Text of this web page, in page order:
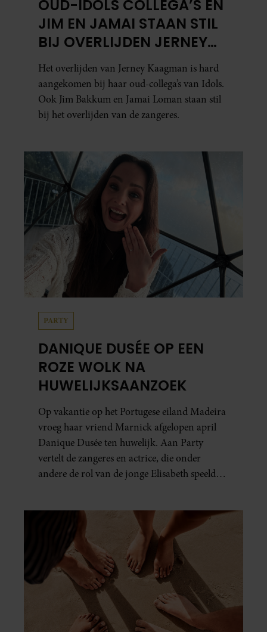
OUD-IDOLS COLLEGA’S EN
JIM EN JAMAI STAAN STIL
BIJ OVERLIJDEN JERNEY
KAAGMAN
Het overlijden van Jerney Kaagman is hard
aangekomen bij haar oud-collega’s van Idols.
Ook Jim Bakkum en Jamai Loman staan stil
bij het overlijden van de zangeres.
PARTY
DANIQUE DUSÉE OP EEN
ROZE WOLK NA
HUWELIJKSAANZOEK
Op vakantie op het Portugese eiland Madeira
vroeg haar vriend Marnick afgelopen april
Danique Dusée ten huwelijk. Aan Party
vertelt de zangeres en actrice, die onder
andere de rol van de jonge Elisabeth speelde